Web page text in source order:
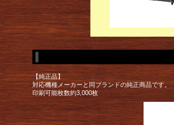
【純正品】
対応機種メーカーと同ブランドの純正商品です。
印刷可能枚数約3,000枚